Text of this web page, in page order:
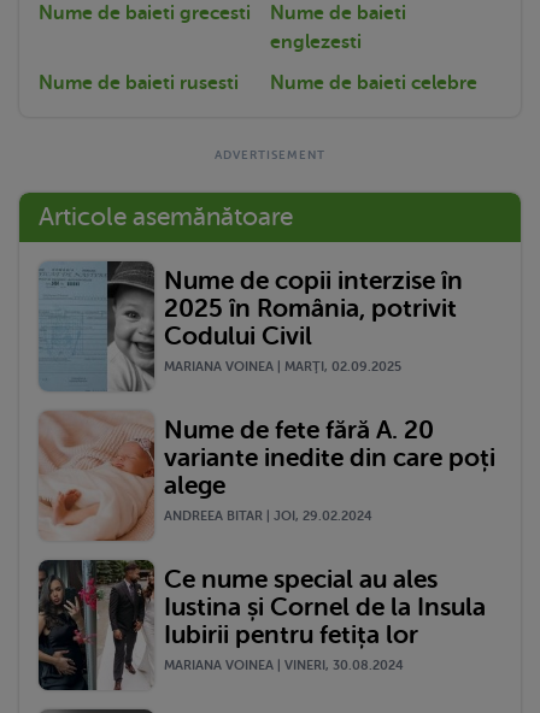
Nume de baieti grecesti
Nume de baieti
englezesti
Nume de baieti rusesti
Nume de baieti celebre
Articole asemănătoare
Nume de copii interzise în
2025 în România, potrivit
Codului Civil
MARIANA VOINEA | MARŢI, 02.09.2025
Nume de fete fără A. 20
variante inedite din care poți
alege
ANDREEA BITAR | JOI, 29.02.2024
Ce nume special au ales
Iustina și Cornel de la Insula
Iubirii pentru fetița lor
MARIANA VOINEA | VINERI, 30.08.2024